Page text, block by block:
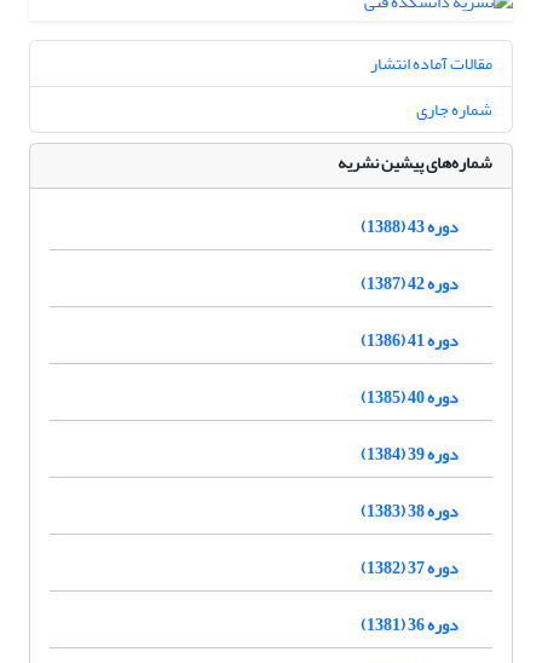
مقالات آماده انتشار
شماره جاری
شماره‌های پیشین نشریه
دوره 43 (1388)
دوره 42 (1387)
دوره 41 (1386)
دوره 40 (1385)
دوره 39 (1384)
دوره 38 (1383)
دوره 37 (1382)
دوره 36 (1381)